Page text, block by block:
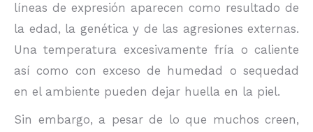
líneas de expresión aparecen como resultado de
la edad, la genética y de las agresiones externas.
Una temperatura excesivamente fría o caliente
así como con exceso de humedad o sequedad
en el ambiente pueden dejar huella en la piel.
Sin embargo, a pesar de lo que muchos creen,